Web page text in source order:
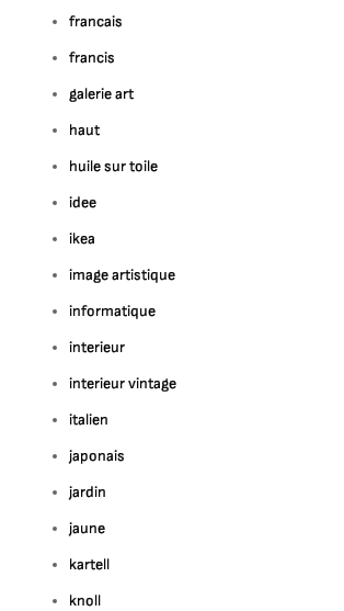
francais
francis
galerie art
haut
huile sur toile
idee
ikea
image artistique
informatique
interieur
interieur vintage
italien
japonais
jardin
jaune
kartell
knoll